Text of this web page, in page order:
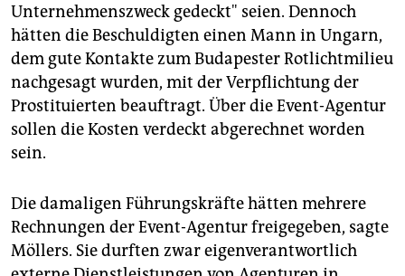
Unternehmenszweck gedeckt" seien. Dennoch
hätten die Beschuldigten einen Mann in Ungarn,
dem gute Kontakte zum Budapester Rotlichtmilieu
nachgesagt wurden, mit der Verpflichtung der
Prostituierten beauftragt. Über die Event-Agentur
sollen die Kosten verdeckt abgerechnet worden
sein.
Die damaligen Führungskräfte hätten mehrere
Rechnungen der Event-Agentur freigegeben, sagte
Möllers. Sie durften zwar eigenverantwortlich